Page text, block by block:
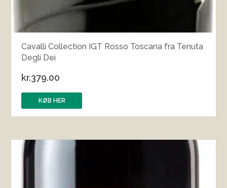
Cavalli Collection IGT Rosso Toscana fra Tenuta
Degli Dei
kr.379.00
KØB HER